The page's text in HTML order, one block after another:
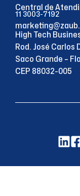
Central de
11 3003-7192
High Tech
Rod. José Carlos
Saco Grande –
CEP 88032-005